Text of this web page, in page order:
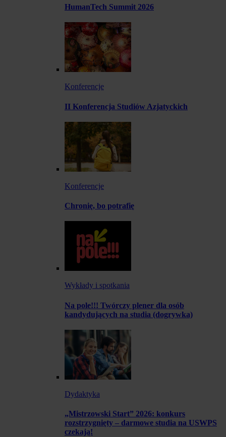
HumanTech Summit 2026
Konferencje
II Konferencja Studiów Azjatyckich
Konferencje
Chronię, bo potrafię
Wykłady i spotkania
Na pole!!! Twórczy plener dla osób
kandydujących na studia (dogrywka)
Dydaktyka
„Mistrzowski Start” 2026: konkurs
rozstrzygnięty – darmowe studia na USWPS
czekają!